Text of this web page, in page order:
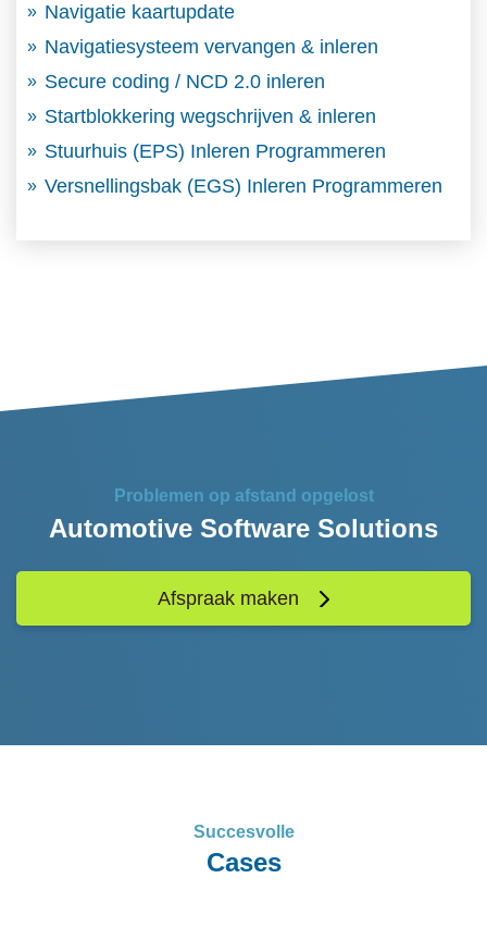
Navigatie kaartupdate
Navigatiesysteem vervangen & inleren
Secure coding / NCD 2.0 inleren
Startblokkering wegschrijven & inleren
Stuurhuis (EPS) Inleren Programmeren
Versnellingsbak (EGS) Inleren Programmeren
Problemen op afstand opgelost
Automotive Software Solutions
Afspraak maken
Succesvolle
Cases